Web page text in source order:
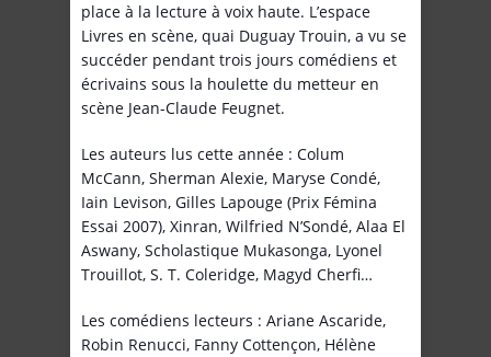
place à la lecture à voix haute. L’espace
Livres en scène, quai Duguay Trouin, a vu se
succéder pendant trois jours comédiens et
écrivains sous la houlette du metteur en
scène Jean-Claude Feugnet.
Les auteurs lus cette année : Colum
McCann, Sherman Alexie, Maryse Condé,
Iain Levison, Gilles Lapouge (Prix Fémina
Essai 2007), Xinran, Wilfried N’Sondé, Alaa El
Aswany, Scholastique Mukasonga, Lyonel
Trouillot, S. T. Coleridge, Magyd Cherfi…
Les comédiens lecteurs : Ariane Ascaride,
Robin Renucci, Fanny Cottençon, Hélène